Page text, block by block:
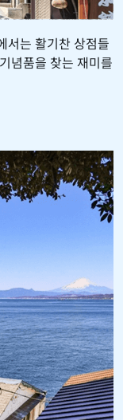
서는 활기찬 상점들
념품을 찾는 재미를